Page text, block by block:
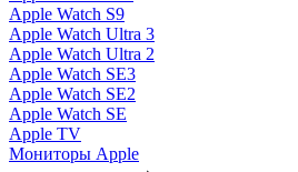
Apple Watch S9
Apple Watch Ultra 3
Apple Watch Ultra 2
Apple Watch SE3
Apple Watch SE2
Apple Watch SE
Apple TV
Мониторы Apple